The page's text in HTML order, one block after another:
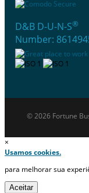
D&B D-U-N-S®
Number:
© 2026 Fortune
×
Usamos cookies.
para melhorar sua
Aceitar